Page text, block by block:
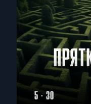
5 - 30